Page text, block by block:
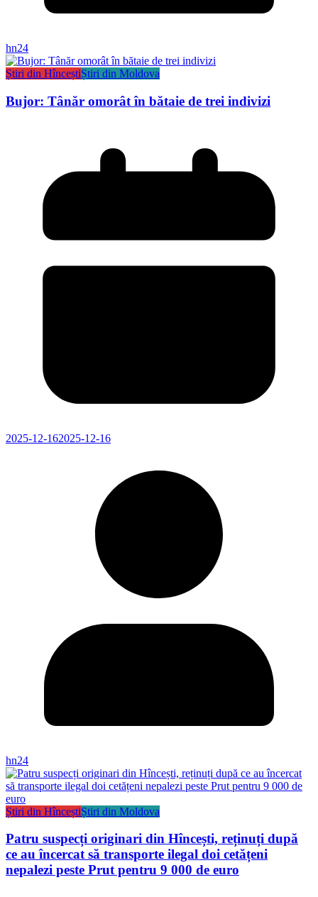
hn24
Știri din HînceștiȘtiri din Moldova
Bujor: Tânăr omorât în bătaie de trei indivizi
2025-12-162025-12-16
hn24
Știri din HînceștiȘtiri din Moldova
Patru suspecți originari din Hîncești, reținuți după
ce au încercat să transporte ilegal doi cetățeni
nepalezi peste Prut pentru 9 000 de euro